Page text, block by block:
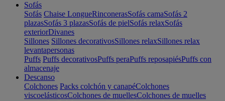
Sofás
Sofás Chaise LongueRinconerasSofás camaSofás 2
plazasSofás 3 plazasSofás de pielSofás relaxSofás
exteriorDivanes
Sillones Sillones decorativosSillones relaxSillones relax
levantapersonas
Puffs Puffs decorativosPuffs peraPuffs reposapiésPuffs con
almacenaje
Descanso
Colchones Packs colchón y canapéColchones
viscoelásticosColchones de muellesColchones de muelles